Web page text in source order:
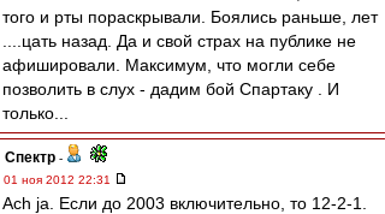
того и рты пораскрывали. Боялись раньше, лет
....цать назад. Да и свой страх на публике не
афишировали. Максимум, что могли себе
позволить в слух - дадим бой Спартаку . И
только...
Спектр -
01 ноя 2012 22:31
Ach ja. Если до 2003 включительно, то 12-2-1.